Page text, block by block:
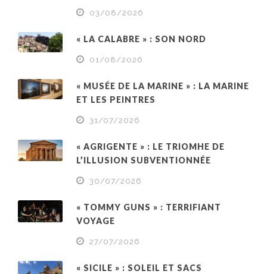
03/08/2026
« LA CALABRE » : SON NORD
01/08/2026
« MUSÉE DE LA MARINE » : LA MARINE
ET LES PEINTRES
31/07/2026
« AGRIGENTE » : LE TRIOMHE DE
L’ILLUSION SUBVENTIONNÉE
30/07/2026
« TOMMY GUNS » : TERRIFIANT
VOYAGE
27/07/2026
« SICILE » : SOLEIL ET SACS